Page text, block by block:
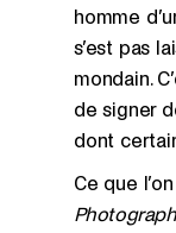
homme
s’est pas
mondain.
de signer
dont
Ce que